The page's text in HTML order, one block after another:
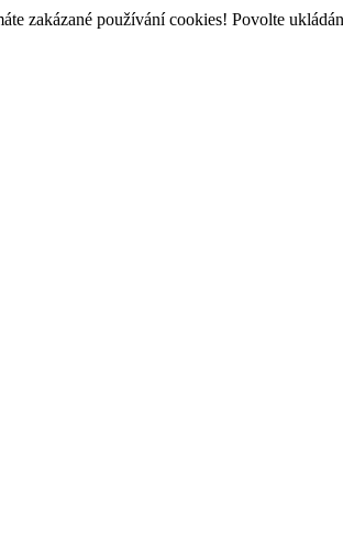
zakázané používání cookies! Povolte